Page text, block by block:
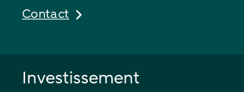
Contact
Investissement